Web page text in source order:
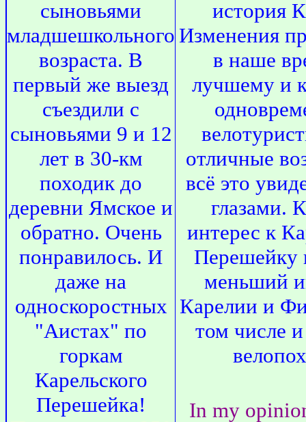
сыновьями
младшешкольного
возраста. В
первый же выезд
съездили с
сыновьями 9 и 12
лет в 30-км
походик до
деревни Ямское и
обратно. Очень
понравилось. И
даже на
односкоростных
"Аистах" по
горкам
Карельского
Перешейка!
история
Изменения
в наше
лучшему и
отличные
всё это
глазами.
интерес к
Перешейку
меньший
Карелии и
том числе
In my